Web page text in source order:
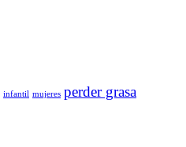
infantil mujeres perder grasa